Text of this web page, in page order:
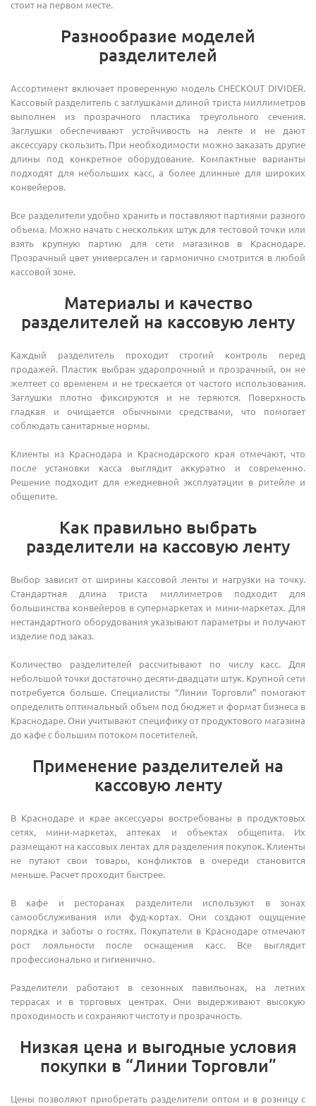
стоит на первом месте.
Разнообразие моделей
разделителей
Ассортимент включает проверенную модель CHECKOUT DIVIDER.
Кассовый разделитель с заглушками длиной триста миллиметров
выполнен из прозрачного пластика треугольного сечения.
Заглушки обеспечивают устойчивость на ленте и не дают
аксессуару скользить. При необходимости можно заказать другие
длины под конкретное оборудование. Компактные варианты
подходят для небольших касс, а более длинные для широких
конвейеров.
Все разделители удобно хранить и поставляют партиями разного
объема. Можно начать с нескольких штук для тестовой точки или
взять крупную партию для сети магазинов в Краснодаре.
Прозрачный цвет универсален и гармонично смотрится в любой
кассовой зоне.
Материалы и качество
разделителей на кассовую ленту
Каждый разделитель проходит строгий контроль перед
продажей. Пластик выбран ударопрочный и прозрачный, он не
желтеет со временем и не трескается от частого использования.
Заглушки плотно фиксируются и не теряются. Поверхность
гладкая и очищается обычными средствами, что помогает
соблюдать санитарные нормы.
Клиенты из Краснодара и Краснодарского края отмечают, что
после установки касса выглядит аккуратно и современно.
Решение подходит для ежедневной эксплуатации в ритейле и
общепите.
Как правильно выбрать
разделители на кассовую ленту
Выбор зависит от ширины кассовой ленты и нагрузки на точку.
Стандартная длина триста миллиметров подходит для
большинства конвейеров в супермаркетах и мини-маркетах. Для
нестандартного оборудования указывают параметры и получают
изделие под заказ.
Количество разделителей рассчитывают по числу касс. Для
небольшой точки достаточно десяти-двадцати штук. Крупной сети
потребуется больше. Специалисты “Линии Торговли” помогают
определить оптимальный объем под бюджет и формат бизнеса в
Краснодаре. Они учитывают специфику от продуктового магазина
до кафе с большим потоком посетителей.
Применение разделителей на
кассовую ленту
В Краснодаре и крае аксессуары востребованы в продуктовых
сетях, мини-маркетах, аптеках и объектах общепита. Их
размещают на кассовых лентах для разделения покупок. Клиенты
не путают свои товары, конфликтов в очереди становится
меньше. Расчет проходит быстрее.
В кафе и ресторанах разделители используют в зонах
самообслуживания или фуд-кортах. Они создают ощущение
порядка и заботы о гостях. Покупатели в Краснодаре отмечают
рост лояльности после оснащения касс. Все выглядит
профессионально и гигиенично.
Разделители работают в сезонных павильонах, на летних
террасах и в торговых центрах. Они выдерживают высокую
проходимость и сохраняют чистоту и прозрачность.
Низкая цена и выгодные условия
покупки в “Линии Торговли”
Цены позволяют приобретать разделители оптом и в розницу с